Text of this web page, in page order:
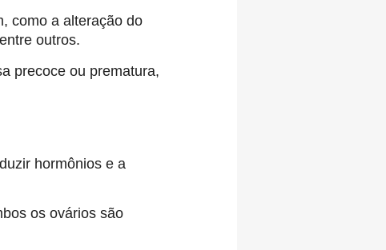
como a alteração do
outros.
precoce ou prematura,
hormônios e a
os ovários são